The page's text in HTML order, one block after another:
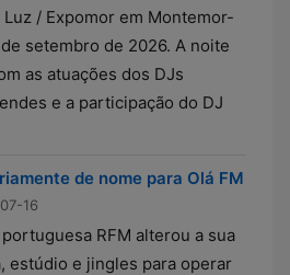
/ Expomor em Montemor-
setembro de 2026. A noite
as atuações dos DJs
e a participação do DJ
de nome para Olá FM
16
RFM alterou a sua
estúdio e jingles para operar